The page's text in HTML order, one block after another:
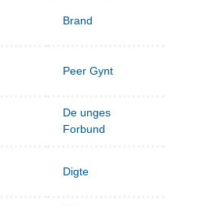
Brand
Peer Gynt
De unges
Forbund
Digte